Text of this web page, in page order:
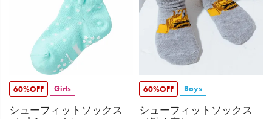
60%OFF Girls
シューフィットソックス
60%OFF Boys
シューフィットソックス